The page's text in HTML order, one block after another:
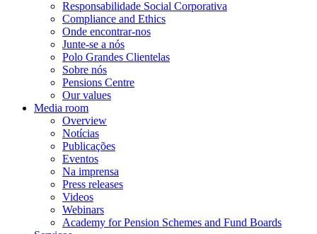
Responsabilidade Social Corporativa
Compliance and Ethics
Onde encontrar-nos
Junte-se a nós
Polo Grandes Clientelas
Sobre nós
Pensions Centre
Our values
Media room
Overview
Notícias
Publicações
Eventos
Na imprensa
Press releases
Videos
Webinars
Academy for Pension Schemes and Fund Boards